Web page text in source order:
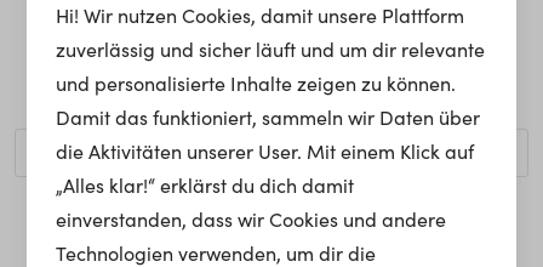
Ups, die gewünschte Seite kann nicht gefunden werden.
Möchtest du nach einem bestimmten Begriff suchen?
Homepage
Hi! Wir nutzen Cookies, damit unsere Plattform
zuverlässig und sicher läuft und um dir relevante
und personalisierte Inhalte zeigen zu können.
Damit das funktioniert, sammeln wir Daten über
die Aktivitäten unserer User. Mit einem Klick auf
„Alles klar!“ erklärst du dich damit
einverstanden, dass wir Cookies und andere
Technologien verwenden, um dir die